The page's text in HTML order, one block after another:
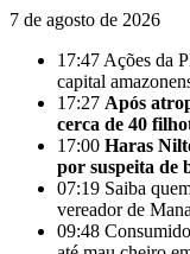
7 de agosto de 2026
17:47 Ações da
capital
17:27 Após
cerca de 40
17:00 Haras
por suspeita de
07:19 Saiba
vereador de
09:48